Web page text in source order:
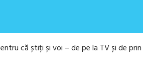
că știți și voi – de pe la TV și de